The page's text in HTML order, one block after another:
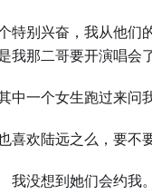
特别兴奋，我从他们
我那二哥要开演唱会了
中一个女生跑过来问我
喜欢陆远之么，要不
我没想到她们会约我。